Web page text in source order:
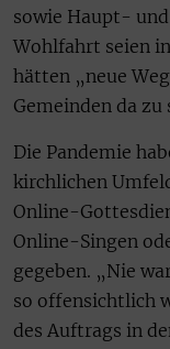
sowie Haupt-
Wohlfahrt seien
hätten „neue
Gemeinden da
Die Pandemie
kirchlichen
Online-
Online-Singen
gegeben. „Nie
so offensichtlich
des Auftrags in